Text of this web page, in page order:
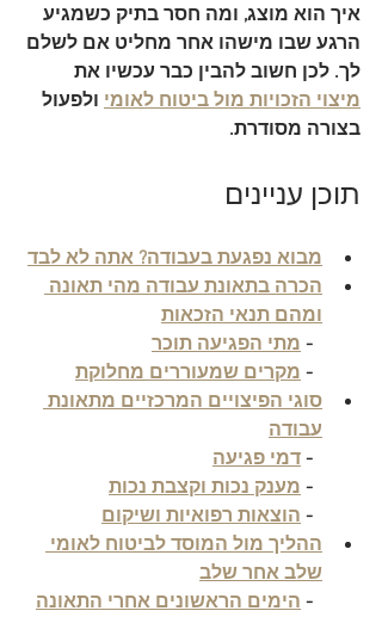
איך הוא מוצג, ומה חסר בתיק כשמגיע
הרגע שבו מישהו אחר מחליט אם לשלם
לך. לכן חשוב להבין כבר עכשיו את
מיצוי הזכויות מול ביטוח לאומי ולפעול
בצורה מסודרת.
תוכן עניינים
מבוא נפגעת בעבודה? אתה לא לבד
הכרה בתאונת עבודה מהי תאונה
ומהם תנאי הזכאות
מתי הפגיעה תוכר
מקרים שמעוררים מחלוקת
סוגי הפיצויים המרכזיים מתאונת
עבודה
דמי פגיעה
מענק נכות וקצבת נכות
הוצאות רפואיות ושיקום
ההליך מול המוסד לביטוח לאומי
שלב אחר שלב
הימים הראשונים אחרי התאונה